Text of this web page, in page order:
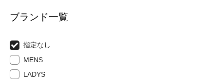
ブランド一覧
指定なし
MENS
LADYS